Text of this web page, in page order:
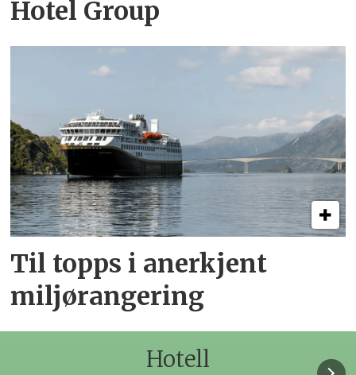
Hotel Group
Til topps i anerkjent
miljørangering
Hotell